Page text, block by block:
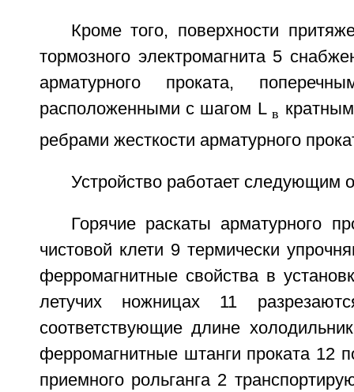
Кроме того, поверхности
тормозного электромагнита 5
арматурного проката,
расположенными с шагом Lв
ребрами жесткости арматурного
Устройство работает следующим
Горячие раскаты арматурного
чистовой клети 9 термически
ферромагнитные свойства в
летучих ножницах 11
соответствующие длине
ферромагнитные штанги проката 12
приемного рольганга 2